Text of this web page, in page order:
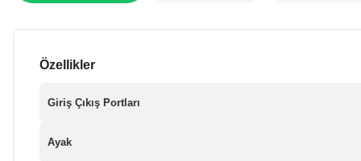
Özellikler
Giriş Çıkış Portları
Ayak